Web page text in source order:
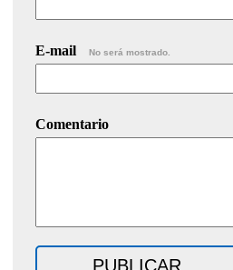
E-mail No será mostrado.
Comentario